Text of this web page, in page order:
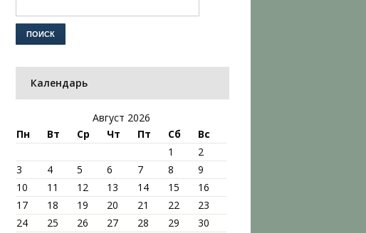
Календарь
Август 2026
Пн
Вт Ср Чт Пт Сб
Вс
1
2
3
4 5 6 7 8
9
10
11 12 13 14 15
16
17
18 19 20 21 22
23
24
25 26 27 28 29
30